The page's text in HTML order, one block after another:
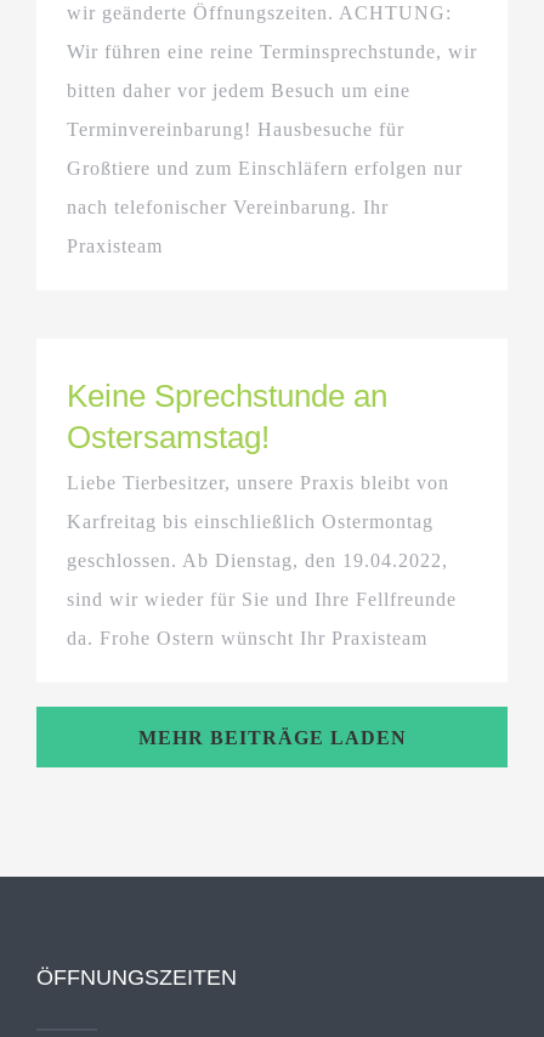
wir geänderte Öffnungszeiten. ACHTUNG:
Wir führen eine reine Terminsprechstunde, wir
bitten daher vor jedem Besuch um eine
Terminvereinbarung! Hausbesuche für
Großtiere und zum Einschläfern erfolgen nur
nach telefonischer Vereinbarung. Ihr
Praxisteam
Keine Sprechstunde an
Ostersamstag!
Liebe Tierbesitzer, unsere Praxis bleibt von
Karfreitag bis einschließlich Ostermontag
geschlossen. Ab Dienstag, den 19.04.2022,
sind wir wieder für Sie und Ihre Fellfreunde
da. Frohe Ostern wünscht Ihr Praxisteam
MEHR BEITRÄGE LADEN
ÖFFNUNGSZEITEN